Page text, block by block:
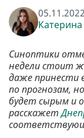
Синоптики
недели стоит
даже принести
по прогнозам,
будет сырым и
расскажет